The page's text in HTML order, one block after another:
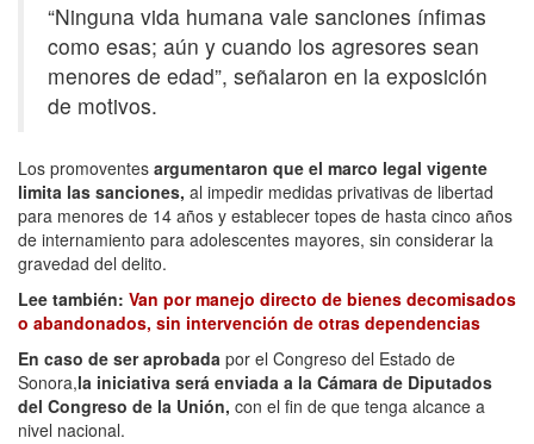
“Ninguna vida humana vale sanciones ínfimas
como esas; aún y cuando los agresores sean
menores de edad”, señalaron en la exposición
de motivos.
Los promoventes argumentaron que el marco legal vigente
limita las sanciones, al impedir medidas privativas de libertad
para menores de 14 años y establecer topes de hasta cinco años
de internamiento para adolescentes mayores, sin considerar la
gravedad del delito.
Lee también: Van por manejo directo de bienes decomisados
o abandonados, sin intervención de otras dependencias
En caso de ser aprobada por el Congreso del Estado de
Sonora,la iniciativa será enviada a la Cámara de Diputados
del Congreso de la Unión, con el fin de que tenga alcance a
nivel nacional.